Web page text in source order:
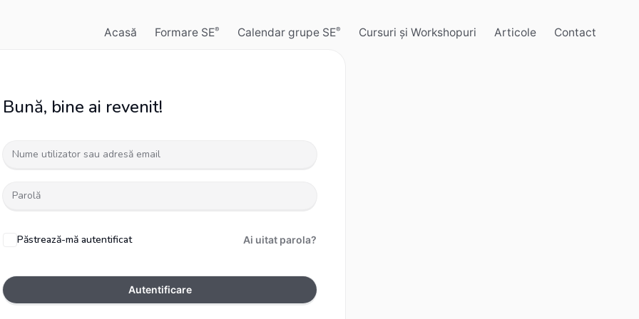
Acasă Formare SE® Calendar grupe SE® Cursuri și Workshopuri Articole Contact
Bună, bine ai revenit!
Păstrează-mă autentificat Ai uitat parola?
Autentificare